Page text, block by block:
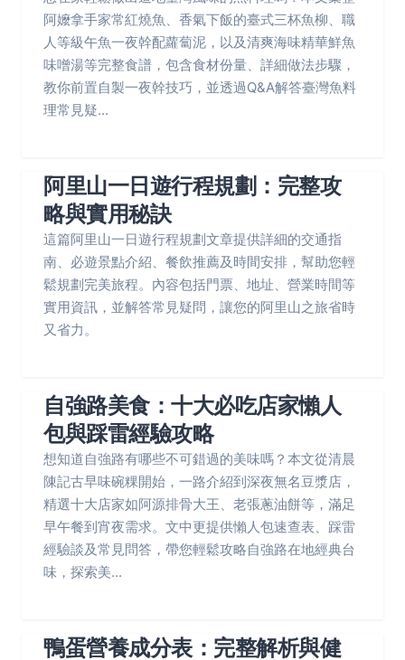
阿嬤拿手家常紅燒魚、香氣下飯的臺式三杯魚柳、職
人等級午魚一夜幹配蘿蔔泥，以及清爽海味精華鮮魚
味噌湯等完整食譜，包含食材份量、詳細做法步驟，
教你前置自製一夜幹技巧，並透過Q&A解答臺灣魚料
理常見疑...
阿里山一日遊行程規劃：完整攻
略與實用秘訣
這篇阿里山一日遊行程規劃文章提供詳細的交通指
南、必遊景點介紹、餐飲推薦及時間安排，幫助您輕
鬆規劃完美旅程。內容包括門票、地址、營業時間等
實用資訊，並解答常見疑問，讓您的阿里山之旅省時
又省力。
自強路美食：十大必吃店家懶人
包與踩雷經驗攻略
想知道自強路有哪些不可錯過的美味嗎？本文從清晨
陳記古早味碗粿開始，一路介紹到深夜無名豆漿店，
精選十大店家如阿源排骨大王、老張蔥油餅等，滿足
早午餐到宵夜需求。文中更提供懶人包速查表、踩雷
經驗談及常見問答，帶您輕鬆攻略自強路在地經典台
味，探索美...
鴨蛋營養成分表：完整解析與健